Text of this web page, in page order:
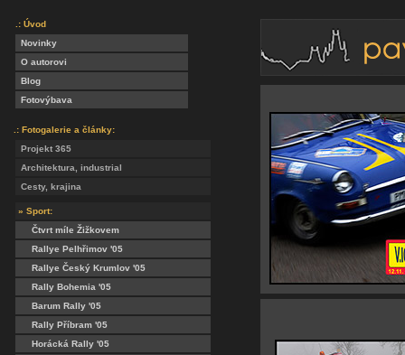
.: Úvod
Novinky
O autorovi
Blog
Fotovýbava
.: Fotogalerie a články:
Projekt 365
Architektura, industrial
Cesty, krajina
» Sport:
Čtvrt míle Žižkovem
Rallye Pelhřimov '05
Rallye Český Krumlov '05
Rally Bohemia '05
Barum Rally '05
Rally Příbram '05
Horácká Rally '05